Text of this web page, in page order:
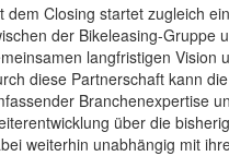
dem Closing startet zugleich
der Bikeleasing-Gruppe
langfristigen Vision
diese Partnerschaft kann
Branchenexpertise
über die
weiterhin unabhängig mit